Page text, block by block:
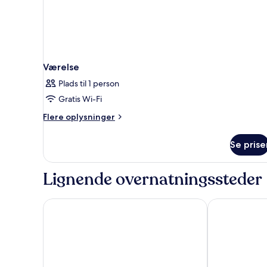
Værelse
Plads til 1 person
Gratis Wi-Fi
Flere oplysninger
Flere
Se
Lignende overnatningssteder
a&o Prague Rhea Minimino hotel